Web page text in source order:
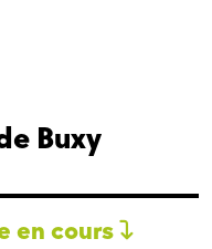
Buxy
en cours